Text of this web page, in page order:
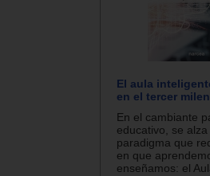
El aula
en el tercer
En el cambiante
educativo, se
paradigma que
en que
enseñamos: el